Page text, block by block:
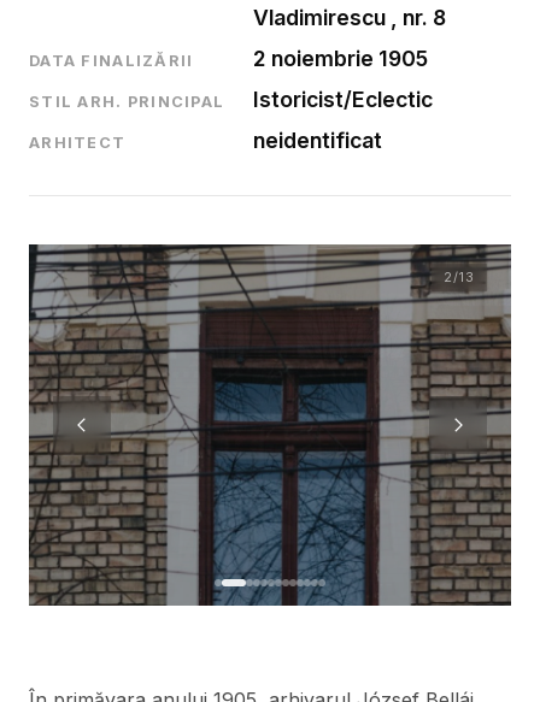
Vladimirescu , nr. 8
DATA FINALIZĂRII 2 noiembrie 1905
STIL ARH. PRINCIPAL Istoricist/Eclectic
ARHITECT neidentificat
2/13